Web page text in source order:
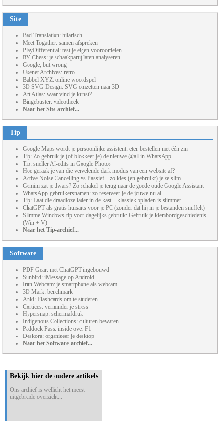
Site
Bad Translation: hilarisch
Meet Togather: samen afspreken
PlayDifferential: test je eigen vooroordelen
RV Chess: je schaakpartij laten analyseren
Google, but wrong
Usenet Archives: retro
Babbel XYZ: online woordspel
3D SVG Design: SVG omzetten naar 3D
Art Atlas: waar vind je kunst?
Bingebuster: videotheek
Naar het Site-archief...
Tip
Google Maps wordt je persoonlijke assistent: eten bestellen met één zin
Tip: Zo gebruik je (of blokkeer je) de nieuwe @all in WhatsApp
Tip: sneller AI-edits in Google Photos
Hoe geraak je van die vervelende dark modus van een website af?
Active Noise Cancelling vs Passief – zo kies (en gebruikt) je ze slim
Gemini zat je dwars? Zo schakel je terug naar de goede oude Google Assistant
WhatsApp-gebruikersnamen: zo reserveer je de jouwe nu al
Tip: Laat die draadloze lader in de kast – klassiek opladen is slimmer
ChatGPT als gratis huisarts voor je PC (zonder dat hij in je bestanden snuffelt)
Slimme Windows-tip voor dagelijks gebruik: Gebruik je klembordgeschiedenis
(Win + V)
Naar het Tip-archief...
Software
PDF Gear: met ChatGPT ingebouwd
Sunbird: iMessage op Android
Irun Webcam: je smartphone als webcam
3D Mark: benchmark
Anki: Flashcards om te studeren
Cortices: verminder je stress
Hypersnap: schermafdruk
Indigenous Collections: culturen bewaren
Paddock Pass: inside over F1
Deskora: organiseer je desktop
Naar het Software-archief...
Bekijk hier de oudere artikels
Ons archief is wellicht het meest
uitgebreide overzicht...